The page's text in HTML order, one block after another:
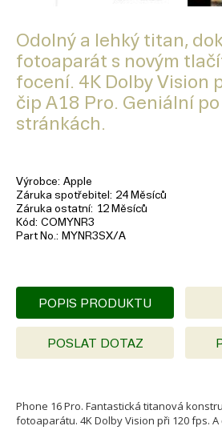
Odolný a lehký titan,
fotoaparát s novým
focení. 4K Dolby Vision
čip A18 Pro. Geniální po
stránkách.
Výrobce Apple
Záruka spotřebitel
24 Měsíců
Záruka ostatní 12 Měsíců
Kód COMYNR3
Part No.
MYNR3SX/A
POPIS PRODUKTU
POSLAT DOTAZ
Phone 16 Pro. Fantastická titanová
fotoaparátu. 4K Dolby Vision při 120 fps. A